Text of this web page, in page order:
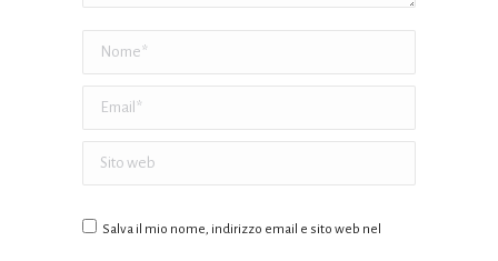
Nome *
Email *
Sito web
Salva il mio nome, indirizzo email e sito web nel